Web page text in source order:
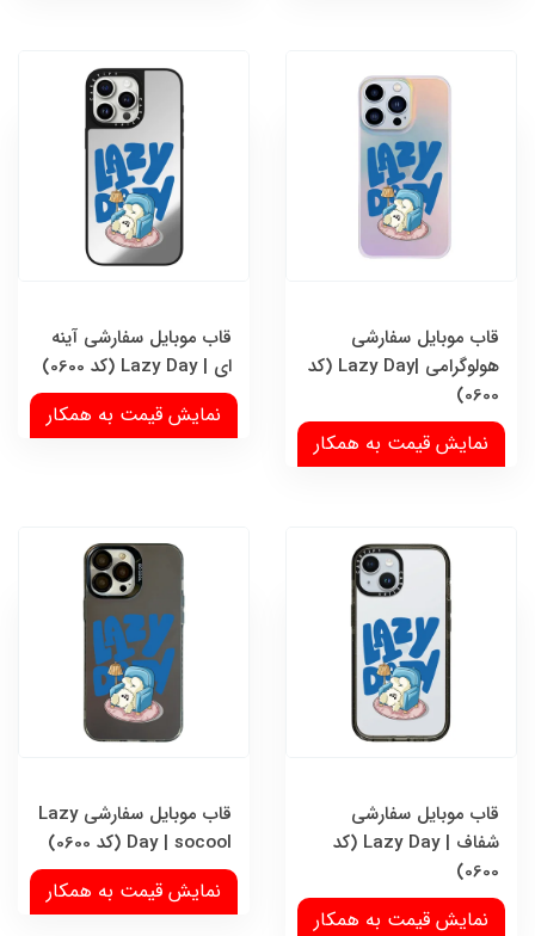
قاب موبایل سفارشی
هولوگرامی |Lazy Day (کد
0600)
نمایش قیمت به همکار
قاب موبایل سفارشی آینه
ای | Lazy Day (کد 0600)
نمایش قیمت به همکار
قاب موبایل سفارشی
شفاف | Lazy Day (کد
0600)
نمایش قیمت به همکار
قاب موبایل سفارشی Lazy
Day | socool (کد 0600)
نمایش قیمت به همکار